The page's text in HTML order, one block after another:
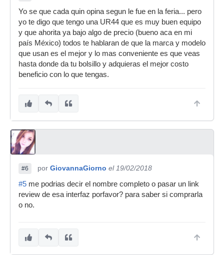
Yo se que cada quin opina segun le fue en la feria... pero
yo te digo que tengo una UR44 que es muy buen equipo
y que ahorita ya bajo algo de precio (bueno aca en mi
país México) todos te hablaran de que la marca y modelo
que usan es el mejor y lo mas conveniente es que veas
hasta donde da tu bolsillo y adquieras el mejor costo
beneficio con lo que tengas.
#6 por GiovannaGiorno el 19/02/2018
#5 me podrias decir el nombre completo o pasar un link
review de esa interfaz porfavor? para saber si comprarla
o no.